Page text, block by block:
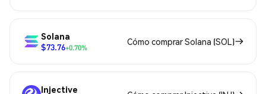
Solana
$73.76+0.70%
Cómo comprar Solana (SOL)
Injective